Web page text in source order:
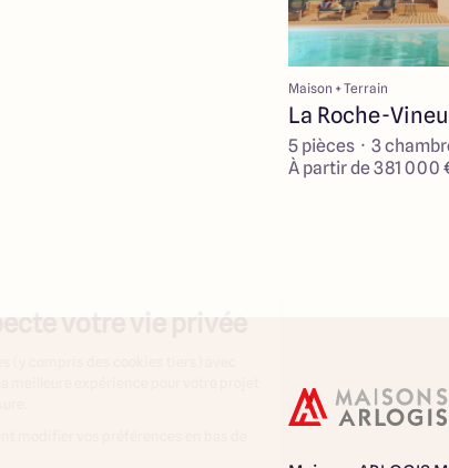
Maison + Terrain
La Roche-
5 pièces · 3
À partir de 381 000